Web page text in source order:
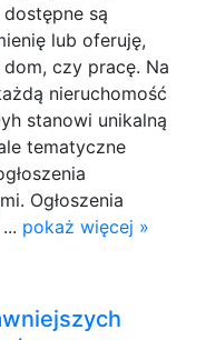
są
lub oferuję,
czy pracę. Na
nieruchomość
stanowi unikalną
tematyczne
Ogłoszenia
pokaż więcej »